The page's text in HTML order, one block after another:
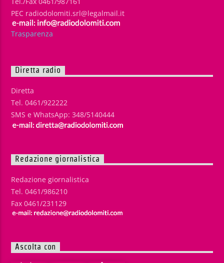
PEC radiodolomiti.srl@legalmail.it
Trasparenza
Diretta radio
Diretta
Tel. 0461/922222
SMS e WhatsApp: 348/5140444
Redazione giornalistica
Redazione giornalistica
Tel. 0461/986210
Fax 0461/231129
Ascolta con